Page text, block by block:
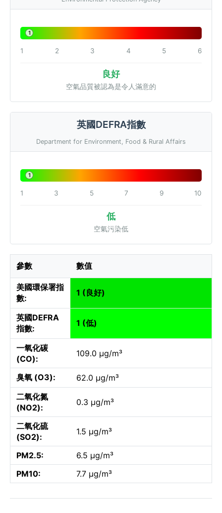
1
1 2 3 4 5 6
良好
空氣品質被認為是令人滿意的
英國DEFRA指數
Department for Environment, Food & Rural Affairs
1
1 3 5 7 9 10
低
空氣污染低
參數 數值
美國環保署指
數:
1 (良好)
英國DEFRA
指數:
1 (低)
一氧化碳
(CO):
109.0 µg/m³
臭氧 (O3):
62.0 µg/m³
二氧化氮
(NO2):
0.3 µg/m³
二氧化硫
(SO2):
1.5 µg/m³
PM2.5:
6.5 µg/m³
PM10:
7.7 µg/m³